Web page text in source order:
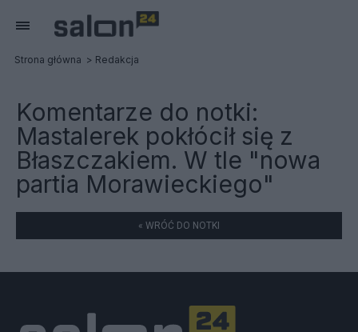
Strona główna Redakcja
Komentarze do notki:
Mastalerek pokłócił się z
Błaszczakiem. W tle "nowa
partia Morawieckiego"
« WRÓĆ DO NOTKI